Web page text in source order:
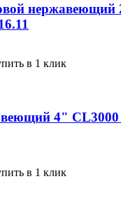
нержавеющий
в 1 клик
4" CL3000
в 1 клик